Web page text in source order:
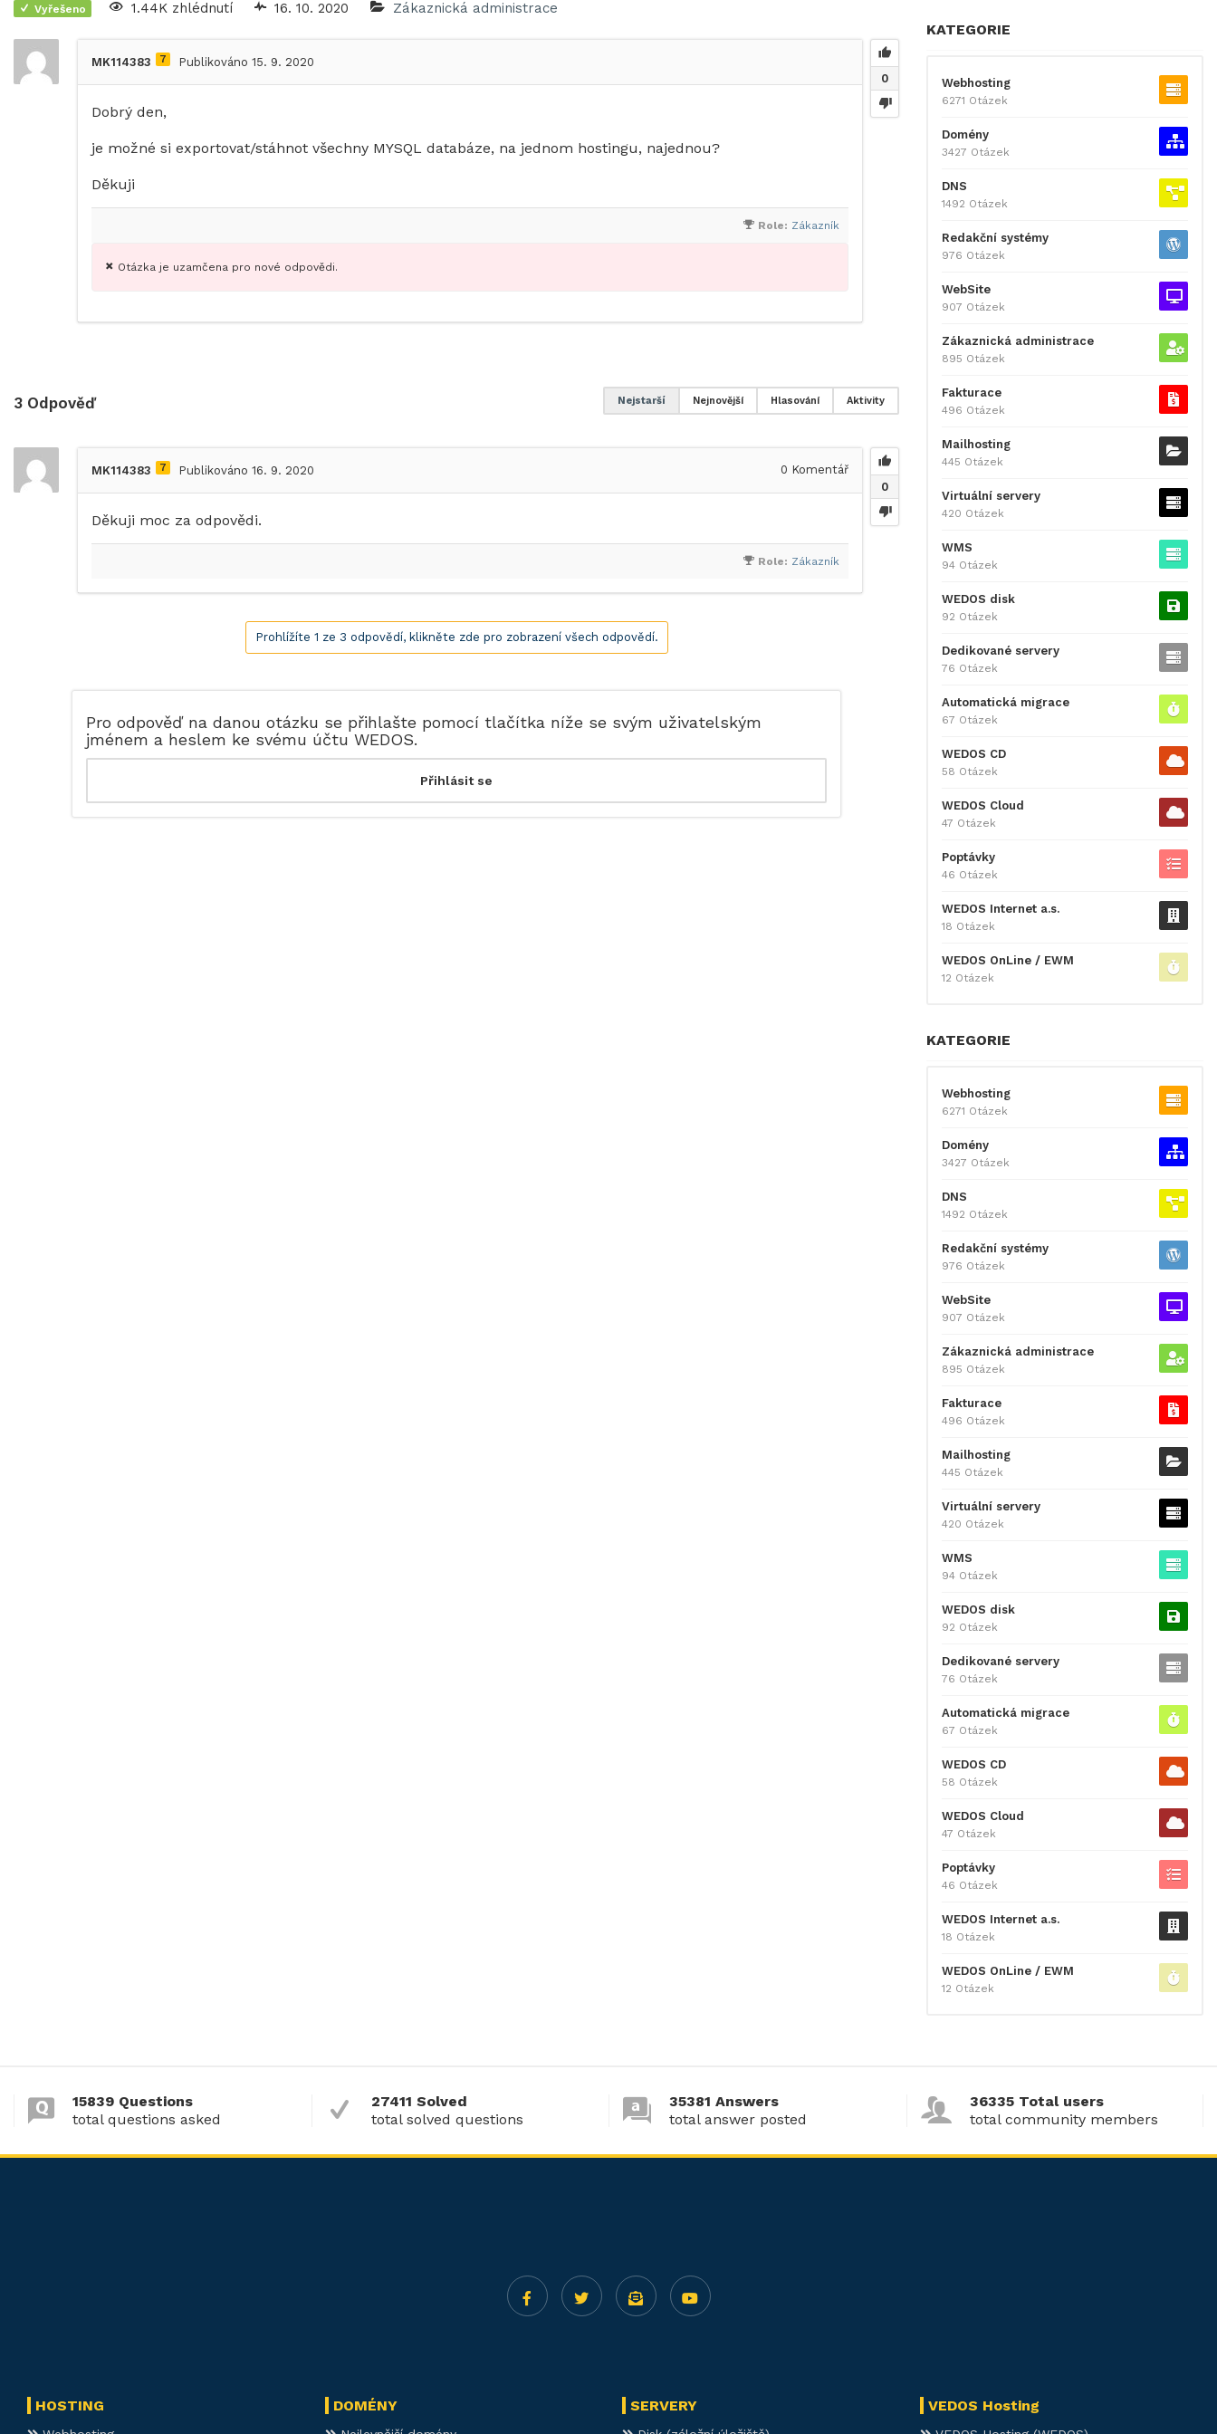
Vyřešeno 1.44K zhlédnutí 16. 10. 2020 Zákaznická administrace
0
MK114383 7 Publikováno 15. 9. 2020
Dobrý den,
je možné si exportovat/stáhnot všechny MYSQL databáze, na jednom hostingu, najednou?
Děkuji
Role: Zákazník
Otázka je uzamčena pro nové odpovědi.
3 Odpověď Aktivity
Hlasování
Nejnovější
Nejstarší
0
MK114383 7 Publikováno 16. 9. 2020 0 Komentář
Děkuji moc za odpovědi.
Role: Zákazník
Prohlížíte 1 ze 3 odpovědí, klikněte zde pro zobrazení všech odpovědí.
Pro odpověď na danou otázku se přihlašte pomocí tlačítka níže se svým uživatelským
jménem a heslem ke svému účtu WEDOS.
KATEGORIE
Webhosting
6271 Otázek
Domény
3427 Otázek
DNS
1492 Otázek
Redakční systémy
976 Otázek
WebSite
907 Otázek
Zákaznická administrace
895 Otázek
Fakturace
496 Otázek
Mailhosting
445 Otázek
Virtuální servery
420 Otázek
WMS
94 Otázek
WEDOS disk
92 Otázek
Dedikované servery
76 Otázek
Automatická migrace
67 Otázek
WEDOS CD
58 Otázek
WEDOS Cloud
47 Otázek
Poptávky
46 Otázek
WEDOS Internet a.s.
18 Otázek
WEDOS OnLine / EWM
12 Otázek
KATEGORIE
Webhosting
6271 Otázek
Domény
3427 Otázek
DNS
1492 Otázek
Redakční systémy
976 Otázek
WebSite
907 Otázek
Zákaznická administrace
895 Otázek
Fakturace
496 Otázek
Mailhosting
445 Otázek
Virtuální servery
420 Otázek
WMS
94 Otázek
WEDOS disk
92 Otázek
Dedikované servery
76 Otázek
Automatická migrace
67 Otázek
WEDOS CD
58 Otázek
WEDOS Cloud
47 Otázek
Poptávky
46 Otázek
WEDOS Internet a.s.
18 Otázek
WEDOS OnLine / EWM
12 Otázek
15839 Questions
total questions asked
27411 Solved
total solved questions
35381 Answers
total answer posted
36335 Total users
total community members
HOSTING DOMÉNY SERVERY VEDOS Hosting